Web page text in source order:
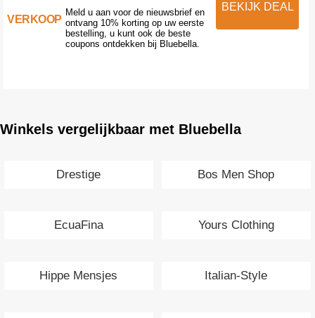
VERKOOP
Meld u aan voor de nieuwsbrief en
ontvang 10% korting op uw eerste
bestelling, u kunt ook de beste
coupons ontdekken bij Bluebella.
BEKIJK DEAL
Winkels vergelijkbaar met Bluebella
Drestige Bos Men Shop
EcuaFina Yours Clothing
Hippe Mensjes Italian-Style